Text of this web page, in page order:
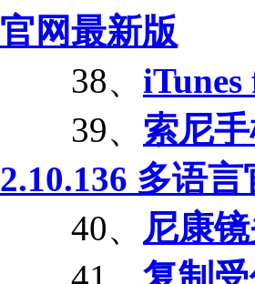
官网最新版
38、
39、 索尼
2.10.136 多语
40、 尼康